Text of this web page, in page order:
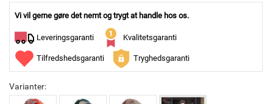
Vi vil gerne gøre det nemt og trygt at handle hos os.
Leveringsgaranti Kvalitetsgaranti
Tilfredshedsgaranti Tryghedsgaranti
Varianter: